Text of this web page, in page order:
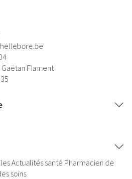
Gaëtan Flament
Actualités santé Pharmacien de
soins